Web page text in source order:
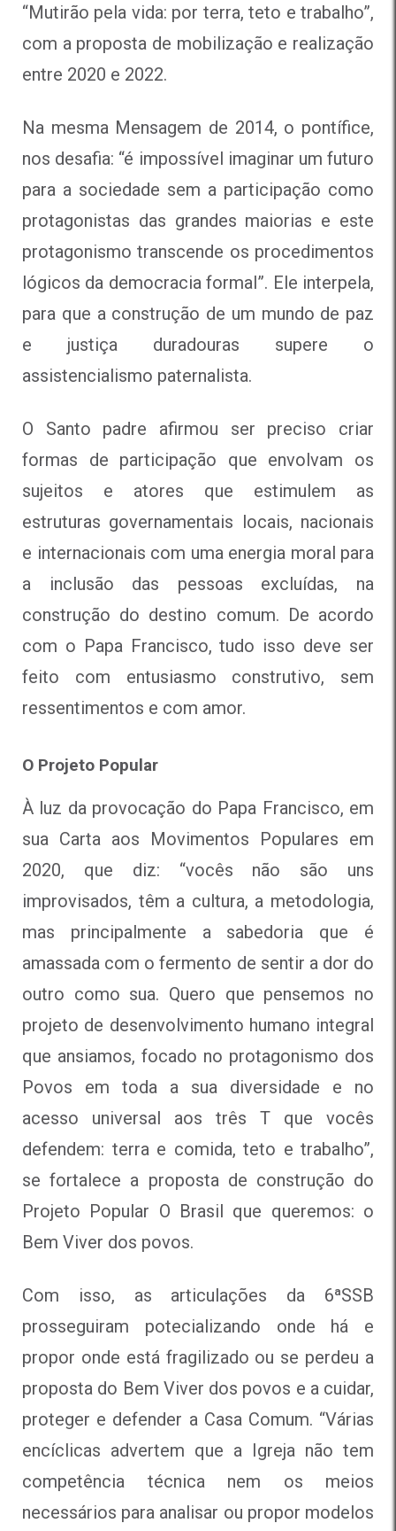
“Mutirão pela vida: por terra, teto e trabalho”,
com a proposta de mobilização e realização
entre 2020 e 2022.
Na mesma Mensagem de 2014, o pontífice,
nos desafia: “é impossível imaginar um futuro
para a sociedade sem a participação como
protagonistas das grandes maiorias e este
protagonismo transcende os procedimentos
lógicos da democracia formal”. Ele interpela,
para que a construção de um mundo de paz
e justiça duradouras supere o
assistencialismo paternalista.
O Santo padre afirmou ser preciso criar
formas de participação que envolvam os
sujeitos e atores que estimulem as
estruturas governamentais locais, nacionais
e internacionais com uma energia moral para
a inclusão das pessoas excluídas, na
construção do destino comum. De acordo
com o Papa Francisco, tudo isso deve ser
feito com entusiasmo construtivo, sem
ressentimentos e com amor.
O Projeto Popular
À luz da provocação do Papa Francisco, em
sua Carta aos Movimentos Populares em
2020, que diz: “vocês não são uns
improvisados, têm a cultura, a metodologia,
mas principalmente a sabedoria que é
amassada com o fermento de sentir a dor do
outro como sua. Quero que pensemos no
projeto de desenvolvimento humano integral
que ansiamos, focado no protagonismo dos
Povos em toda a sua diversidade e no
acesso universal aos três T que vocês
defendem: terra e comida, teto e trabalho”,
se fortalece a proposta de construção do
Projeto Popular O Brasil que queremos: o
Bem Viver dos povos.
Com isso, as articulações da 6ªSSB
prosseguiram potecializando onde há e
propor onde está fragilizado ou se perdeu a
proposta do Bem Viver dos povos e a cuidar,
proteger e defender a Casa Comum. “Várias
encíclicas advertem que a Igreja não tem
competência técnica nem os meios
necessários para analisar ou propor modelos